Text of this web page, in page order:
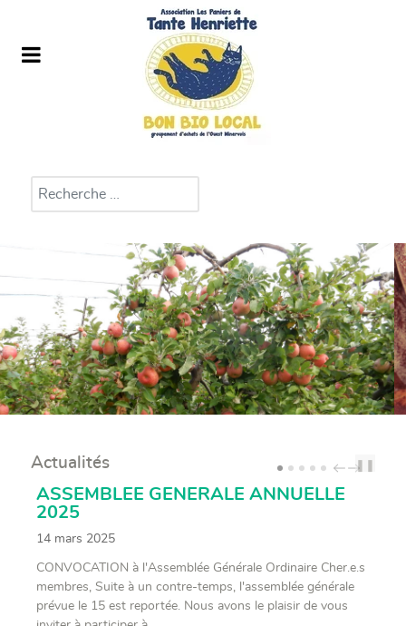
Rechercher
Actualités PREVNEXT
❚❚
ASSEMBLEE GENERALE ANNUELLE
2025
14 mars 2025
CONVOCATION à l'Assemblée Générale Ordinaire Cher.e.s
membres, Suite à un contre-temps, l'assemblée générale
prévue le 15 est reportée. Nous avons le plaisir de vous